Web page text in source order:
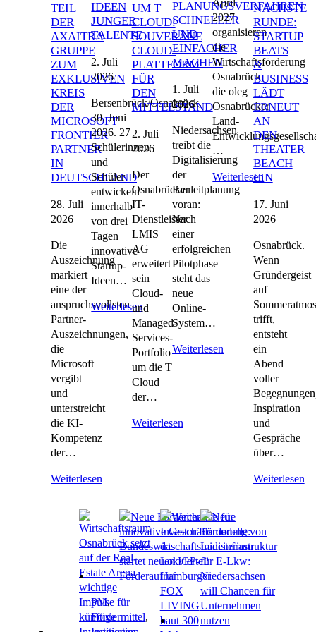
TEIL
DER
AXAITRA
GRUPPE
ZUM
EXKLUSIVEN
KREIS
DER
MICROSOFT
FRONTIER
PARTNER
IN
DEUTSCHLAND
28. Juli
2026
Die
Auszeichnung
markiert
eine der
anspruchsvollsten
Partner-
Auszeichnungen,
die
Microsoft
vergibt
und
unterstreicht
die KI-
Kompetenz
der…
Weiterlesen
IDEEN
JUNGER
TALENTE
2. Juli
2026
Bersenbrück/Osnabrück,
30. Juni
2026. 27
Schülerinnen
und
Schüler
entwickeln
innerhalb
von drei
Tagen
innovative
Startup-
Ideen…
Weiterlesen
UM T
CLOUD:
SOUVERÄNE
CLOUD-
PLATTFORM
FÜR
DEN
MITTELSTAND
2. Juli
2026
Der
Osnabrücker
IT-
Dienstleister
LMIS
AG
erweitert
sein
Cloud-
und
Managed-
Services-
Portfolio
um die T
Cloud
der…
Weiterlesen
PLANUNGSVERFAHREN
SCHNELLER
UND
EINFACHER
MACHEN
1. Juli
2026
Niedersachsen
treibt die
Digitalisierung
der
Bauleitplanung
voran:
Nach
einer
erfolgreichen
Pilotphase
steht das
neue
Online-
System…
Weiterlesen
April
2027
organisieren
die
Wirtschaftsförderung
Osnabrück,
die oleg
Osnabrücker
Land-
…
Weiterlesen
NÄCHSTE
RUNDE:
STARTUP
BEATS
&
BUSINESS
LÄDT
ERNEUT
AN
DEN
THEATER
BEACH
EIN
17. Juni
2026
Osnabrück.
Wenn
Gründergeist
auf
trifft,
entsteht
ein
Abend
voller
Inspiration
und
Gespräche
über…
Weiterlesen
PM,
Fördermittel,